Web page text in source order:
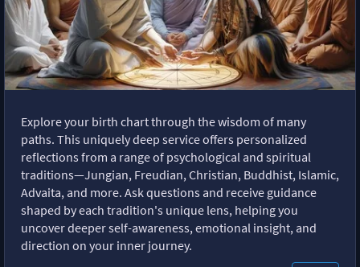
Explore your birth chart through the wisdom of many
paths. This uniquely deep service offers personalized
reflections from a range of psychological and spiritual
traditions—Jungian, Freudian, Christian, Buddhist, Islamic,
Advaita, and more. Ask questions and receive guidance
shaped by each tradition's unique lens, helping you
uncover deeper self-awareness, emotional insight, and
direction on your inner journey.